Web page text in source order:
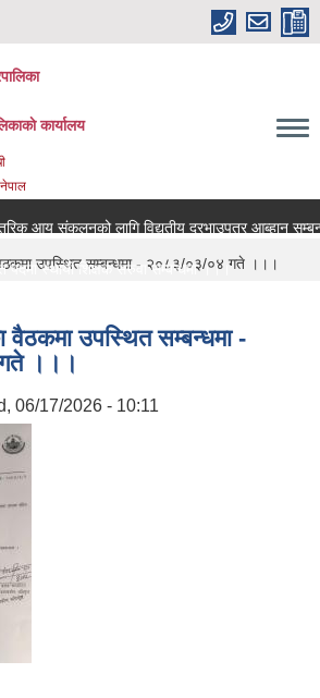
कार्यालय
आय संकलनको लागि विद्युतीय दरभाउपत्र आब्हान
स्थायी शिक्षक सरुवा सम्बन्धमा ।।।
वैठकमा उपस्थित सम्बन्धमा - २०८३/०३/०४ गते ।।।
वैठकमा उपस्थित सम्बन्धमा -
।।।
06/17/2026 - 10:11